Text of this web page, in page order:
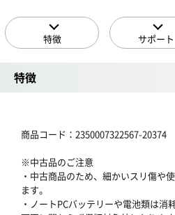
特徴 サポート
特徴
商品コード：2350007322567-20374
※中古品のご注意
・中古商品のため、細かいスリ傷や
ます。
・ノートPCバッテリーや電池類は消